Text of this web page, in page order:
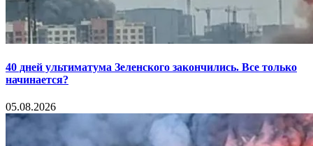
40 дней ультиматума Зеленского закончились. Все только
начинается?
05.08.2026